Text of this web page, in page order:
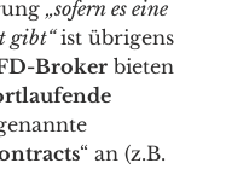
„sofern es eine
gibt“ ist übrigens
Broker bieten
“ an (z.B.